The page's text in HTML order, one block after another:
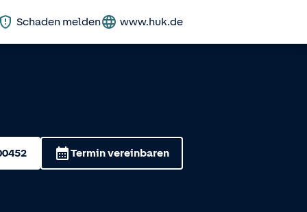
Schaden melden www.huk.de
Termin vereinbaren